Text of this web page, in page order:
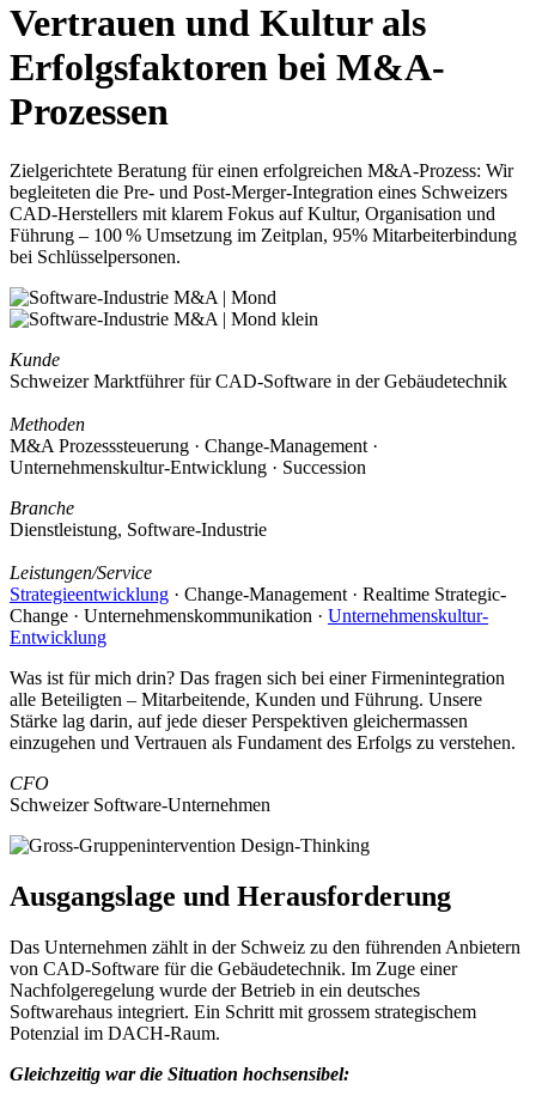
Vertrauen und Kultur als
Erfolgsfaktoren bei M&A-
Prozessen
Zielgerichtete Beratung für einen erfolgreichen M&A-Prozess: Wir
begleiteten die Pre- und Post-Merger-Integration eines Schweizers
CAD-Herstellers mit klarem Fokus auf Kultur, Organisation und
Führung – 100 % Umsetzung im Zeitplan, 95% Mitarbeiterbindung
bei Schlüsselpersonen.
Kunde
Schweizer Marktführer für CAD-Software in der Gebäudetechnik
Methoden
M&A Prozesssteuerung · Change-Management ·
Unternehmenskultur-Entwicklung · Succession
Branche
Dienstleistung, Software-Industrie
Leistungen/Service
Strategieentwicklung · Change-Management · Realtime Strategic-
Change · Unternehmenskommunikation · Unternehmenskultur-
Entwicklung
Was ist für mich drin? Das fragen sich bei einer Firmenintegration
alle Beteiligten – Mitarbeitende, Kunden und Führung. Unsere
Stärke lag darin, auf jede dieser Perspektiven gleichermassen
einzugehen und Vertrauen als Fundament des Erfolgs zu verstehen.
CFO
Schweizer Software-Unternehmen
Ausgangslage und Herausforderung
Das Unternehmen zählt in der Schweiz zu den führenden Anbietern
von CAD-Software für die Gebäudetechnik. Im Zuge einer
Nachfolgeregelung wurde der Betrieb in ein deutsches
Softwarehaus integriert. Ein Schritt mit grossem strategischem
Potenzial im DACH-Raum.
Gleichzeitig war die Situation hochsensibel: